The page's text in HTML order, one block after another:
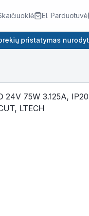
El. Parduotuvė
pristatymas